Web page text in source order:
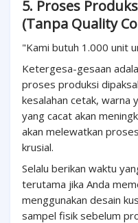
5. Proses
(Tanpa Quality
"Kami butuh 1.000 unit
Ketergesa-gesaan
proses produksi
kesalahan cetak, warna
yang cacat akan
akan melewatkan proses
krusial.
Selalu berikan waktu
terutama jika Anda
menggunakan desain
sampel fisik sebelum